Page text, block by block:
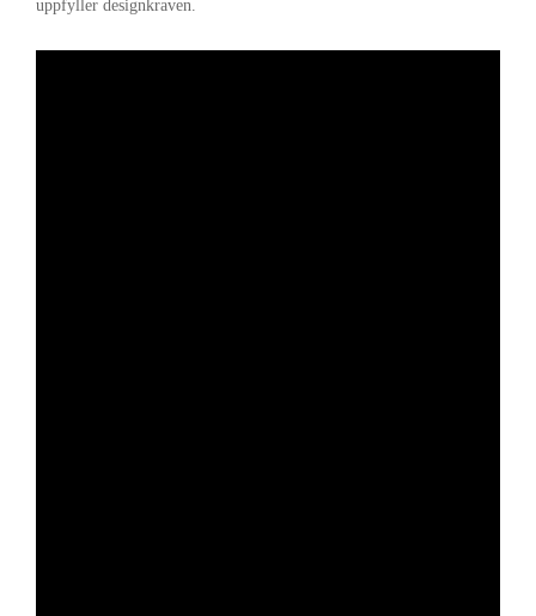
uppfyller designkraven.